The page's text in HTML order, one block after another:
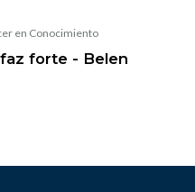
en Conocimiento
forte - Belen